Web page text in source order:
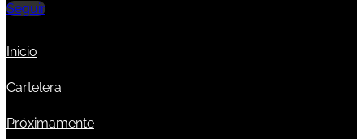
Seguir
Inicio
Cartelera
Próximamente